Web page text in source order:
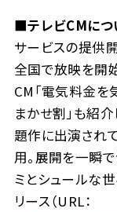
■テレビCMにつ
サービスの提供
全国で放映を開
CM「電気料金を
まかせ割」も紹
題作に出演され
用。展開を一瞬
ミとシュールな
リース（URL：